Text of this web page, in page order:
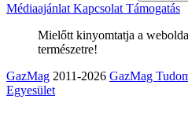
Médiaajánlat Kapcsolat Támogatás
Mielőtt kinyomtatja a
természetre!
GazMag 2011-2026 GazMag
Egyesület